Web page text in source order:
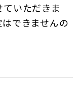
いただきま
できませんの